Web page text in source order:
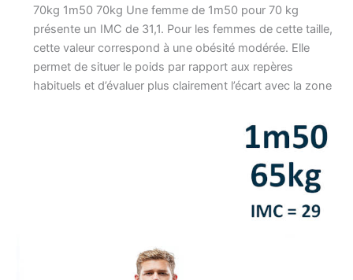
70kg 1m50 70kg Une femme de 1m50 pour 70 kg
présente un IMC de 31,1. Pour les femmes de cette taille,
cette valeur correspond à une obésité modérée. Elle
permet de situer le poids par rapport aux repères
habituels et d’évaluer plus clairement l’écart avec la zone